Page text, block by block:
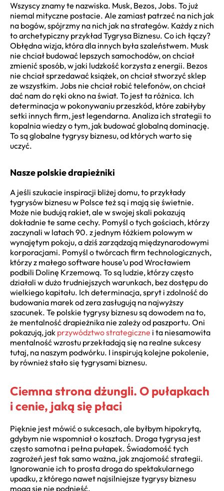
Wszyscy znamy te nazwiska. Musk, Bezos, Jobs. To już
niemal mityczne postacie. Ale zamiast patrzeć na nich jak
na bogów, spójrzmy na nich jak na strategów. Każdy z nich
to archetypiczny przykład Tygrysa Biznesu. Co ich łączy?
Obłędna wizja, która dla innych była szaleństwem. Musk
nie chciał budować lepszych samochodów, on chciał
zmienić sposób, w jaki ludzkość korzysta z energii. Bezos
nie chciał sprzedawać książek, on chciał stworzyć sklep
ze wszystkim. Jobs nie chciał robić telefonów, on chciał
dać nam do ręki okno na świat. To jest ta różnica. Ich
determinacja w pokonywaniu przeszkód, które zabiłyby
setki innych firm, jest legendarna. Analiza ich strategii to
kopalnia wiedzy o tym, jak budować globalną dominację.
To są globalne tygrysy biznesu, od których warto się
uczyć.
Nasze polskie drapieżniki
A jeśli szukacie inspiracji bliżej domu, to przykłady
tygrysów biznesu w Polsce też są i mają się świetnie.
Może nie budują rakiet, ale w swojej skali pokazują
dokładnie te same cechy. Pomyśl o tych gościach, którzy
zaczynali w latach 90. z jednym łóżkiem polowym w
wynajętym pokoju, a dziś zarządzają międzynarodowymi
korporacjami. Pomyśl o twórcach firm technologicznych,
którzy z małego software house’u pod Wrocławiem
podbili Dolinę Krzemową. To są ludzie, którzy często
działali w dużo trudniejszych warunkach, bez dostępu do
wielkiego kapitału. Ich determinacja, spryt i zdolność do
budowania marek od zera zasługują na najwyższy
szacunek. Te polskie tygrysy biznesu są dowodem na to,
że mentalność drapieżnika nie zależy od paszportu. Oni
pokazują, jak przywództwo strategiczne i ta niesamowita
mentalność wzrostu przekładają się na realne sukcesy
tutaj, na naszym podwórku. I inspirują kolejne pokolenie,
by również stało się tygrysami biznesu.
Ciemna strona dżungli. O pułapkach
i cenie, jaką się płaci
Pięknie jest mówić o sukcesach, ale byłbym hipokrytą,
gdybym nie wspomniał o kosztach. Droga tygrysa jest
często samotna i pełna pułapek. Świadomość tych
zagrożeń jest tak samo ważna, jak znajomość strategii.
Ignorowanie ich to prosta droga do spektakularnego
upadku, z którego nawet najsilniejsze tygrysy biznesu
mogą się nie podnieść.